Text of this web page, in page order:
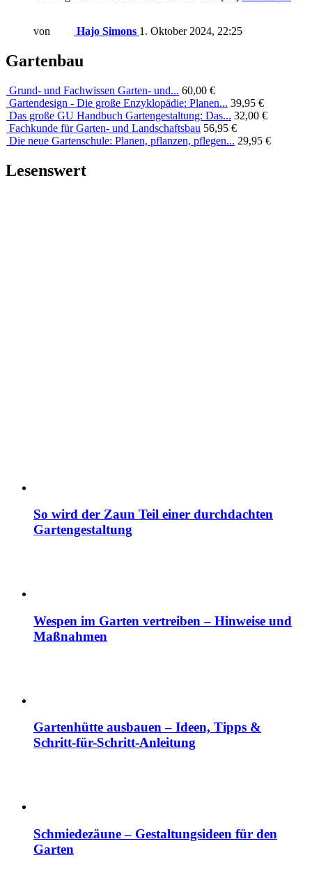
von Hajo Simons 1. Oktober 2024, 22:25
Gartenbau
Grund- und Fachwissen Garten- und... 60,00 €
Gartendesign - Die große Enzyklopädie: Planen... 39,95 €
Das große GU Handbuch Gartengestaltung: Das... 32,00 €
Fachkunde für Garten- und Landschaftsbau 56,95 €
Die neue Gartenschule: Planen, pflanzen, pflegen... 29,95 €
Lesenswert
So wird der Zaun Teil einer durchdachten
Gartengestaltung
Wespen im Garten vertreiben – Hinweise und
Maßnahmen
Gartenhütte ausbauen – Ideen, Tipps &
Schritt-für-Schritt-Anleitung
Schmiedezäune – Gestaltungsideen für den
Garten